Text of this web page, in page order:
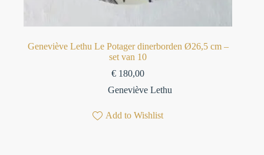
Geneviève Lethu Le Potager dinerborden Ø26,5 cm –
set van 10
€ 180,00
Geneviève Lethu
Add to Wishlist